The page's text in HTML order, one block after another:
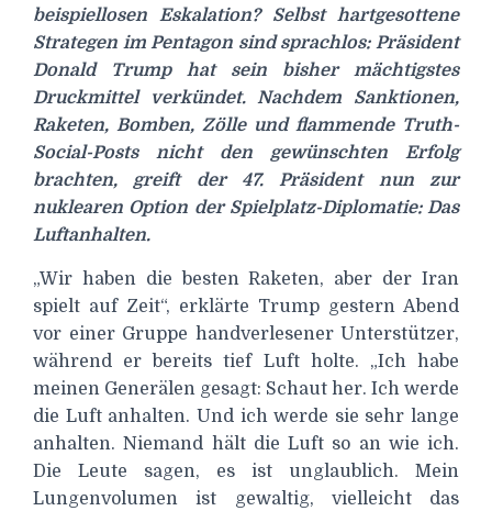
beispiellosen Eskalation? Selbst hartgesottene
Strategen im Pentagon sind sprachlos: Präsident
Donald Trump hat sein bisher mächtigstes
Druckmittel verkündet. Nachdem Sanktionen,
Raketen, Bomben, Zölle und flammende Truth-
Social-Posts nicht den gewünschten Erfolg
brachten, greift der 47. Präsident nun zur
nuklearen Option der Spielplatz-Diplomatie: Das
Luftanhalten.
„Wir haben die besten Raketen, aber der Iran
spielt auf Zeit“, erklärte Trump gestern Abend
vor einer Gruppe handverlesener Unterstützer,
während er bereits tief Luft holte. „Ich habe
meinen Generälen gesagt: Schaut her. Ich werde
die Luft anhalten. Und ich werde sie sehr lange
anhalten. Niemand hält die Luft so an wie ich.
Die Leute sagen, es ist unglaublich. Mein
Lungenvolumen ist gewaltig, vielleicht das